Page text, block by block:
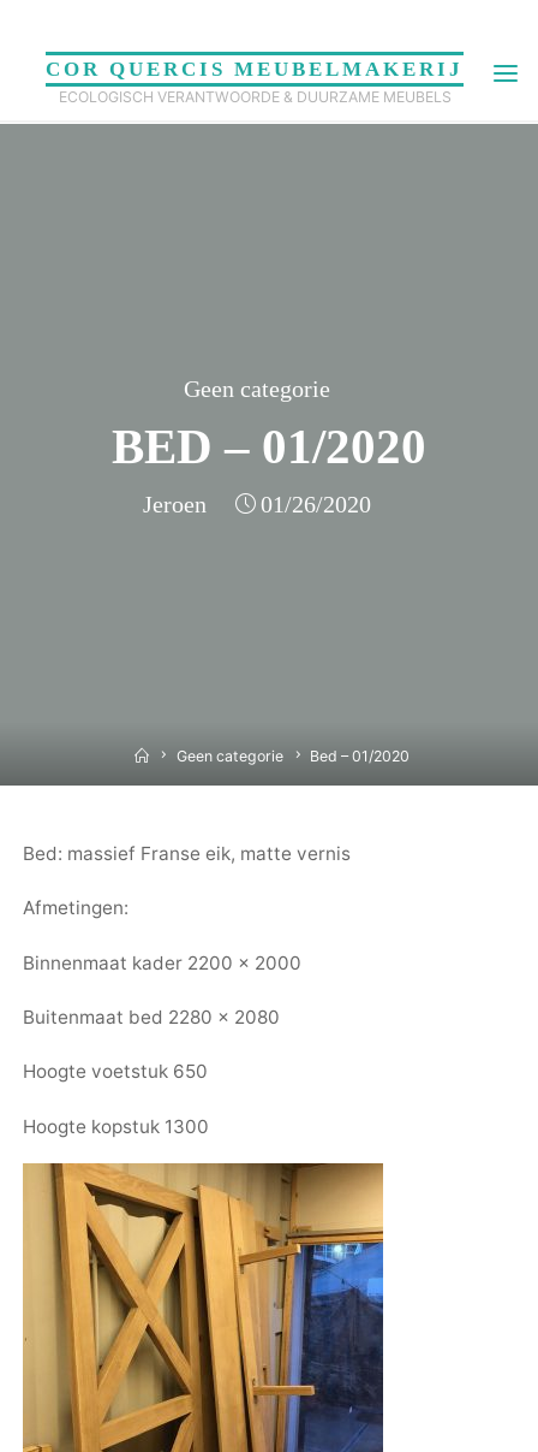
content
COR QUERCIS MEUBELMAKERIJ
ECOLOGISCH VERANTWOORDE & DUURZAME MEUBELS
Geen categorie
BED – 01/2020
Jeroen 01/26/2020
HomeGeen categorie Bed – 01/2020
Bed: massief Franse eik, matte vernis
Afmetingen:
Binnenmaat kader 2200 x 2000
Buitenmaat bed 2280 x 2080
Hoogte voetstuk 650
Hoogte kopstuk 1300